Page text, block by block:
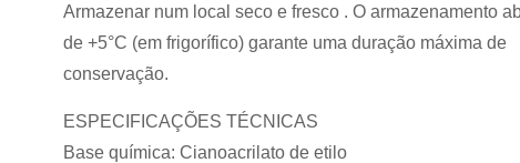
Armazenar num local seco e fresco . O armazenamento
de +5°C (em frigorífico) garante uma duração máxima de
conservação.
ESPECIFICAÇÕES TÉCNICAS
Base química: Cianoacrilato de etilo